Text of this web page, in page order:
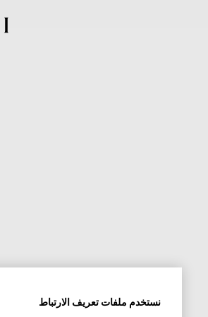
نستخدم ملفات تعريف الارتباط